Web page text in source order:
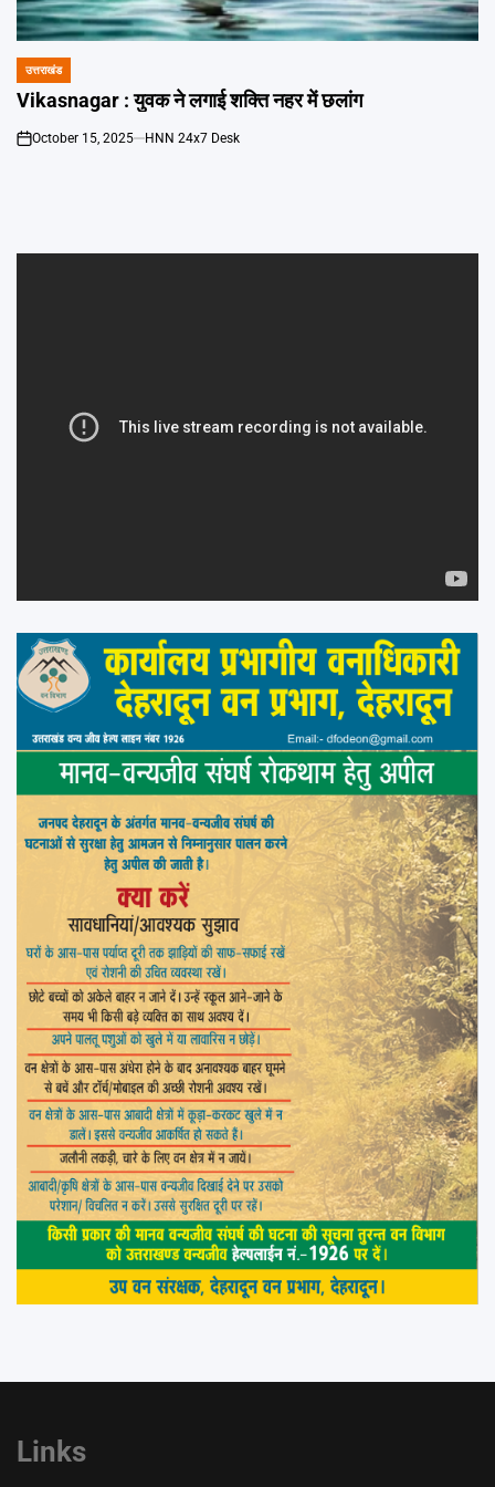
POSTED
IN
उत्तराखंड
Vikasnagar : युवक ने लगाई शक्ति नहर में छलांग
on
October 15, 2025 HNN 24x7 Desk
Links